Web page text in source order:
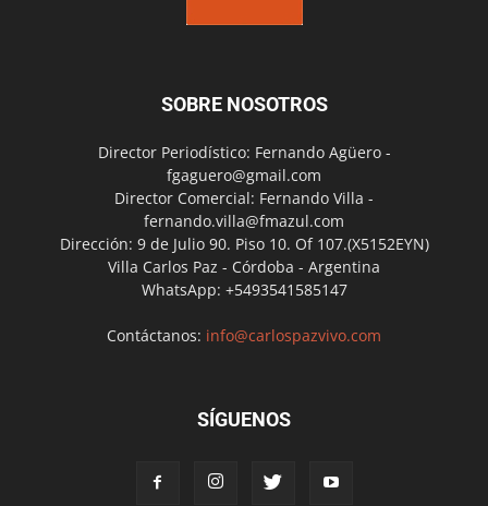
SOBRE NOSOTROS
Director Periodístico: Fernando Agüero -
fgaguero@gmail.com
Director Comercial: Fernando Villa -
fernando.villa@fmazul.com
Dirección: 9 de Julio 90. Piso 10. Of 107.(X5152EYN)
Villa Carlos Paz - Córdoba - Argentina
WhatsApp: +5493541585147
Contáctanos: info@carlospazvivo.com
SÍGUENOS